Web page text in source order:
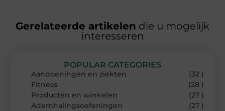
Gerelateerde artikelen die u mogelijk
interesseren
POPULAR CATEGORIES
Aandoeningen en ziekten
(32 )
Fitness
(28 )
Producten en winkelen
(27 )
Ademhalingsoefeningen
(27 )